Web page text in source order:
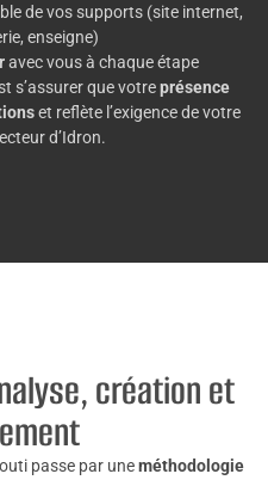
de vos supports (site internet,
enseigne)
avec vous à chaque étape
s’assurer que votreprésence
et reflète l’exigence de votre
d’Idron.
création et
passe par uneméthodologie